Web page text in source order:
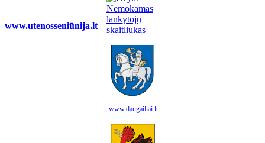
www.utenosseniūnija.lt
www.daugailiai.lt